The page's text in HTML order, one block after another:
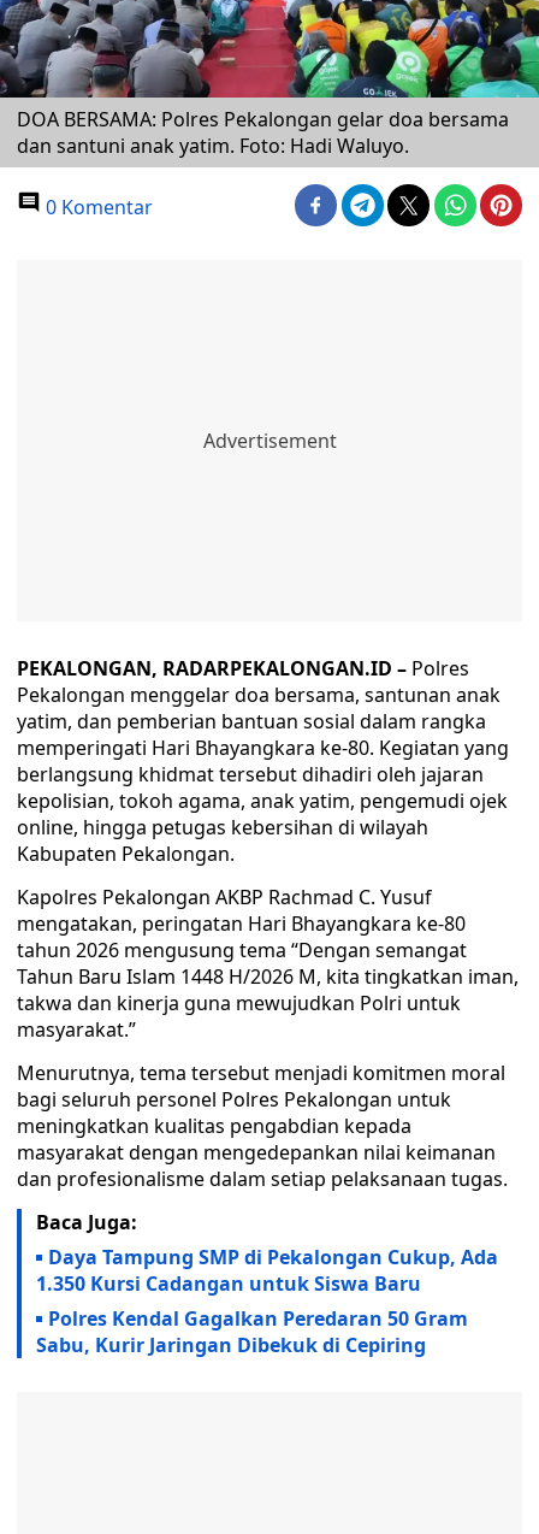
DOA BERSAMA: Polres Pekalongan gelar doa bersama
dan santuni anak yatim. Foto: Hadi Waluyo.
0 Komentar
PEKALONGAN, RADARPEKALONGAN.ID – Polres
Pekalongan menggelar doa bersama, santunan anak
yatim, dan pemberian bantuan sosial dalam rangka
memperingati Hari Bhayangkara ke-80. Kegiatan yang
berlangsung khidmat tersebut dihadiri oleh jajaran
kepolisian, tokoh agama, anak yatim, pengemudi ojek
online, hingga petugas kebersihan di wilayah
Kabupaten Pekalongan.
Kapolres Pekalongan AKBP Rachmad C. Yusuf
mengatakan, peringatan Hari Bhayangkara ke-80
tahun 2026 mengusung tema “Dengan semangat
Tahun Baru Islam 1448 H/2026 M, kita tingkatkan iman,
takwa dan kinerja guna mewujudkan Polri untuk
masyarakat.”
Menurutnya, tema tersebut menjadi komitmen moral
bagi seluruh personel Polres Pekalongan untuk
meningkatkan kualitas pengabdian kepada
masyarakat dengan mengedepankan nilai keimanan
dan profesionalisme dalam setiap pelaksanaan tugas.
Baca Juga:
Daya Tampung SMP di Pekalongan Cukup, Ada
1.350 Kursi Cadangan untuk Siswa Baru
Polres Kendal Gagalkan Peredaran 50 Gram
Sabu, Kurir Jaringan Dibekuk di Cepiring